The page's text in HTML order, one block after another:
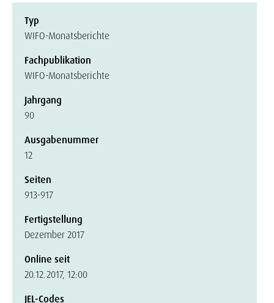
Typ
WIFO-Monatsberichte
Fachpublikation
WIFO-Monatsberichte
Jahrgang
90
Ausgabenummer
12
Seiten
913-917
Fertigstellung
Dezember 2017
Online seit
20.12.2017, 12:00
JEL-Codes